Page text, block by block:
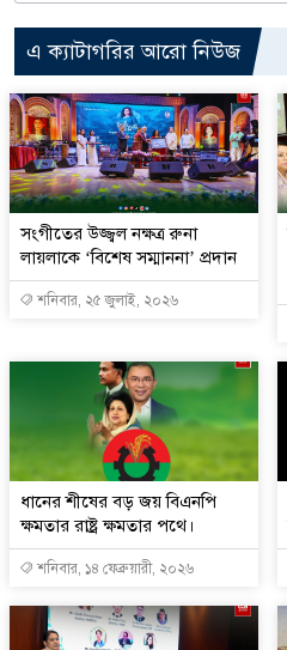
এ ক্যাটাগরির আরো নিউজ
সংগীতের উজ্জ্বল নক্ষত্র রুনা
লায়লাকে ‘বিশেষ সম্মাননা’ প্রদান
শনিবার, ২৫ জুলাই, ২০২৬
ধানের শীষের বড় জয় বিএনপি
ক্ষমতার রাষ্ট্র ক্ষমতার পথে।
শনিবার, ১৪ ফেব্রুয়ারী, ২০২৬